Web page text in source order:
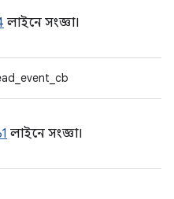
লাইনে সংজ্ঞা।
লাইনে সংজ্ঞা।